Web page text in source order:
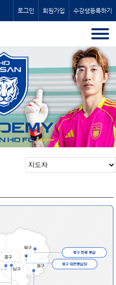
로그인 회원가입 수강생등록하기